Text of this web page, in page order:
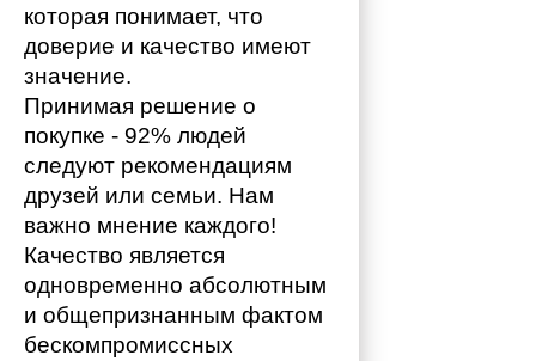
которая понимает, что
доверие и качество имеют
значение.
Принимая решение о
покупке - 92% людей
следуют рекомендациям
друзей или семьи. Нам
важно мнение каждого!
Качество является
одновременно абсолютным
и общепризнанным фактом
бескомпромиссных